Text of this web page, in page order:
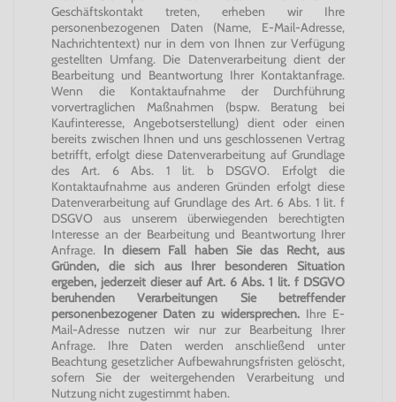
Geschäftskontakt treten, erheben wir Ihre
personenbezogenen Daten (Name, E-Mail-Adresse,
Nachrichtentext) nur in dem von Ihnen zur Verfügung
gestellten Umfang. Die Datenverarbeitung dient der
Bearbeitung und Beantwortung Ihrer Kontaktanfrage.
Wenn die Kontaktaufnahme der Durchführung
vorvertraglichen Maßnahmen (bspw. Beratung bei
Kaufinteresse, Angebotserstellung) dient oder einen
bereits zwischen Ihnen und uns geschlossenen Vertrag
betrifft, erfolgt diese Datenverarbeitung auf Grundlage
des Art. 6 Abs. 1 lit. b DSGVO. Erfolgt die
Kontaktaufnahme aus anderen Gründen erfolgt diese
Datenverarbeitung auf Grundlage des Art. 6 Abs. 1 lit. f
DSGVO aus unserem überwiegenden berechtigten
Interesse an der Bearbeitung und Beantwortung Ihrer
Anfrage. In diesem Fall haben Sie das Recht, aus
Gründen, die sich aus Ihrer besonderen Situation
ergeben, jederzeit dieser auf Art. 6 Abs. 1 lit. f DSGVO
beruhenden Verarbeitungen Sie betreffender
personenbezogener Daten zu widersprechen.Ihre E-
Mail-Adresse nutzen wir nur zur Bearbeitung Ihrer
Anfrage. Ihre Daten werden anschließend unter
Beachtung gesetzlicher Aufbewahrungsfristen gelöscht,
sofern Sie der weitergehenden Verarbeitung und
Nutzung nicht zugestimmt haben.